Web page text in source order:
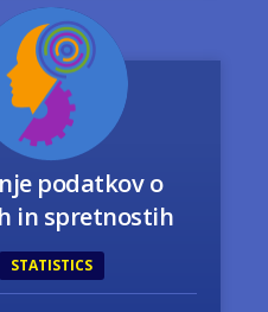
podatkov o
in spretnostih
STATISTICS